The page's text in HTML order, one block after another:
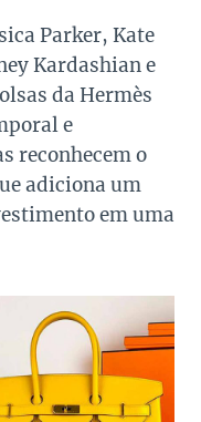
Parker, Kate
Kardashian e
da Hermès
e
reconhecem o
adiciona um
em uma